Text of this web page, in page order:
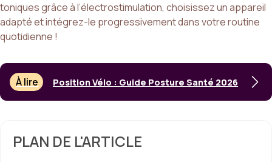
toniques grâce à l’électrostimulation, choisissez un appareil
adapté et intégrez-le progressivement dans votre routine
quotidienne !
À lire Position Vélo : Guide Posture Santé 2026
PLAN DE L'ARTICLE